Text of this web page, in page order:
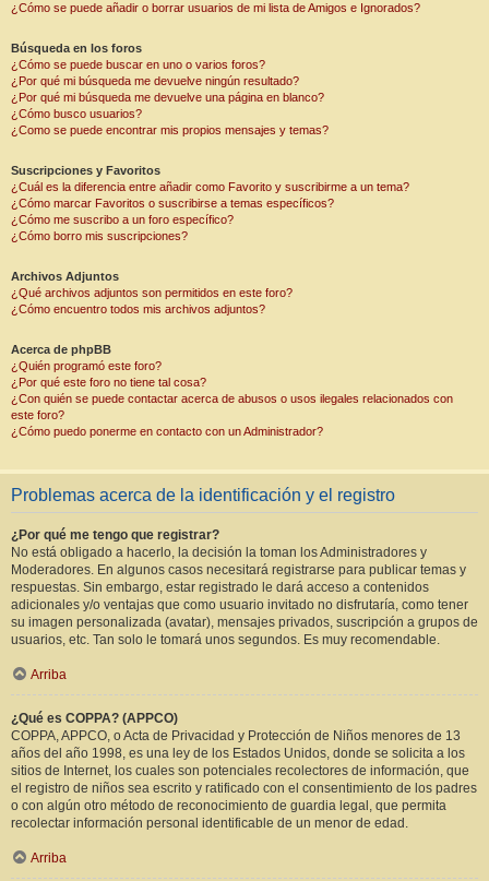
¿Cómo se puede añadir o borrar usuarios de mi lista de Amigos e Ignorados?
Búsqueda en los foros
¿Cómo se puede buscar en uno o varios foros?
¿Por qué mi búsqueda me devuelve ningún resultado?
¿Por qué mi búsqueda me devuelve una página en blanco?
¿Cómo busco usuarios?
¿Como se puede encontrar mis propios mensajes y temas?
Suscripciones y Favoritos
¿Cuál es la diferencia entre añadir como Favorito y suscribirme a un tema?
¿Cómo marcar Favoritos o suscribirse a temas específicos?
¿Cómo me suscribo a un foro específico?
¿Cómo borro mis suscripciones?
Archivos Adjuntos
¿Qué archivos adjuntos son permitidos en este foro?
¿Cómo encuentro todos mis archivos adjuntos?
Acerca de phpBB
¿Quién programó este foro?
¿Por qué este foro no tiene tal cosa?
¿Con quién se puede contactar acerca de abusos o usos ilegales relacionados con
este foro?
¿Cómo puedo ponerme en contacto con un Administrador?
Problemas acerca de la identificación y el registro
¿Por qué me tengo que registrar?
No está obligado a hacerlo, la decisión la toman los Administradores y
Moderadores. En algunos casos necesitará registrarse para publicar temas y
respuestas. Sin embargo, estar registrado le dará acceso a contenidos
adicionales y/o ventajas que como usuario invitado no disfrutaría, como tener
su imagen personalizada (avatar), mensajes privados, suscripción a grupos de
usuarios, etc. Tan solo le tomará unos segundos. Es muy recomendable.
Arriba
¿Qué es COPPA? (APPCO)
COPPA, APPCO, o Acta de Privacidad y Protección de Niños menores de 13
años del año 1998, es una ley de los Estados Unidos, donde se solicita a los
sitios de Internet, los cuales son potenciales recolectores de información, que
el registro de niños sea escrito y ratificado con el consentimiento de los padres
o con algún otro método de reconocimiento de guardia legal, que permita
recolectar información personal identificable de un menor de edad.
Arriba